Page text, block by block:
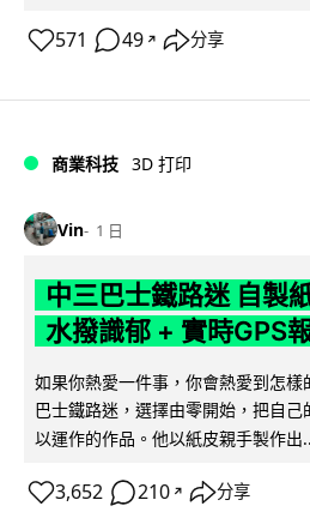
571 49 ↗ 分享
商業科技 3D 打印
Vin 1 日
中三巴士鐵路迷 自製
水撥識郁 + 實時GPS
如果你熱愛一件事，你會熱愛到怎
巴士鐵路迷，選擇由零開始，把自
以運作的作品。他以紙皮親手製作出
3,652 210 ↗ 分享